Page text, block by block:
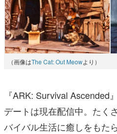
（画像はThe Cat: Out Meowより）
『ARK: Survival Ascended
デートは現在配信中。たく
バイバル生活に癒しをもた